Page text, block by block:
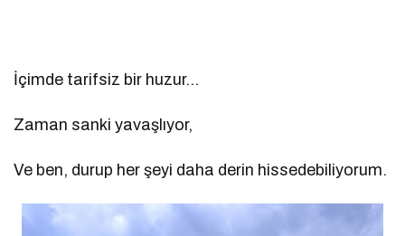
İçimde tarifsiz bir huzur…
Zaman sanki yavaşlıyor,
Ve ben, durup her şeyi daha derin hissedebiliyorum.